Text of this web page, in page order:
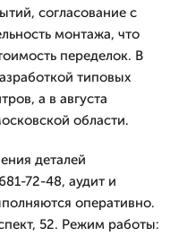
согласование с
монтажа, что
переделок. В
типовых
а в августа
области.
деталей
72-48, аудит и
оперативно.
52. Режим работы: